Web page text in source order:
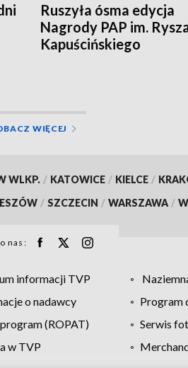
Ruszyła ósma edycja
Nagrody PAP im.
Kapuścińskiego
WIĘCEJ
WLKP. / KATOWICE / KIELCE /
/ SZCZECIN / WARSZAWA /
nas:
informacji TVP
o nadawcy
Program
(ROPAT)
Serwis
w TVP